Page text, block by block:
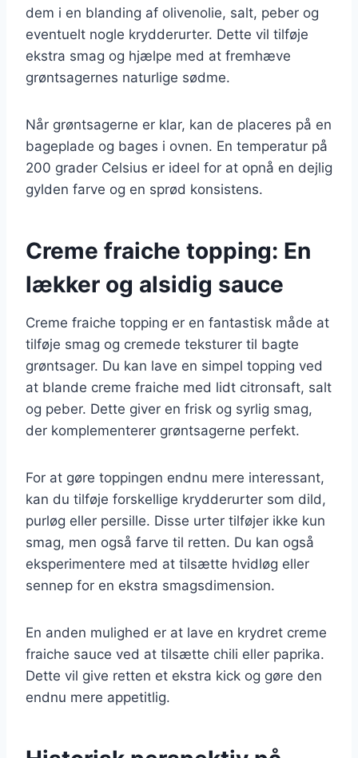
dem i en blanding af olivenolie, salt, peber og
eventuelt nogle krydderurter. Dette vil tilføje
ekstra smag og hjælpe med at fremhæve
grøntsagernes naturlige sødme.
Når grøntsagerne er klar, kan de placeres på en
bageplade og bages i ovnen. En temperatur på
200 grader Celsius er ideel for at opnå en dejlig
gylden farve og en sprød konsistens.
Creme fraiche topping: En
lækker og alsidig sauce
Creme fraiche topping er en fantastisk måde at
tilføje smag og cremede teksturer til bagte
grøntsager. Du kan lave en simpel topping ved
at blande creme fraiche med lidt citronsaft, salt
og peber. Dette giver en frisk og syrlig smag,
der komplementerer grøntsagerne perfekt.
For at gøre toppingen endnu mere interessant,
kan du tilføje forskellige krydderurter som dild,
purløg eller persille. Disse urter tilføjer ikke kun
smag, men også farve til retten. Du kan også
eksperimentere med at tilsætte hvidløg eller
sennep for en ekstra smagsdimension.
En anden mulighed er at lave en krydret creme
fraiche sauce ved at tilsætte chili eller paprika.
Dette vil give retten et ekstra kick og gøre den
endnu mere appetitlig.